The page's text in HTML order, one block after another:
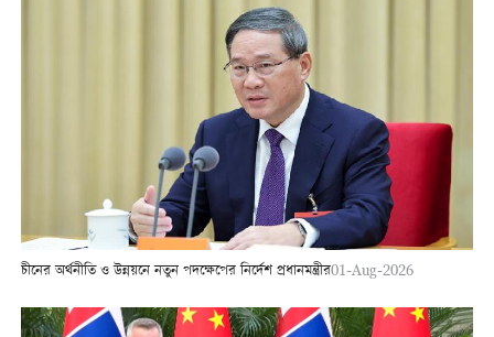
চীনের অর্থনীতি ও উন্নয়নে নতুন পদক্ষেপের নির্দেশ প্রধানমন্ত্রীর01-Aug-2026